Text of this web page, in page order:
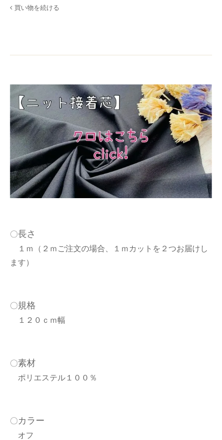
買い物を続ける
〇長さ
１ｍ（２ｍご注文の場合、１ｍカットを２つお届けし
ます）
〇規格
１２０ｃｍ幅
〇素材
ポリエステル１００％
〇カラー
オフ